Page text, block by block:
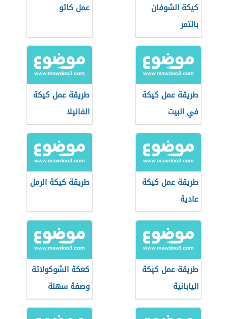
كيكة الشوفان
بالتمر
عمل كاتو
طريقة عمل كيكة
في البيت
طريقة عمل كيكة
الفانيلا
طريقة عمل كيكة
عادية
طريقة كيكة الرمل
طريقة عمل كيكة
اليابانية
كعكة الشوكولاتة
وصفة سهلة